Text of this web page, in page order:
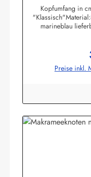
Kopfumfang in
marineblau
Preise inkl.